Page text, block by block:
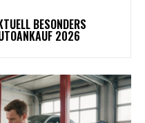
BESONDERS
2026